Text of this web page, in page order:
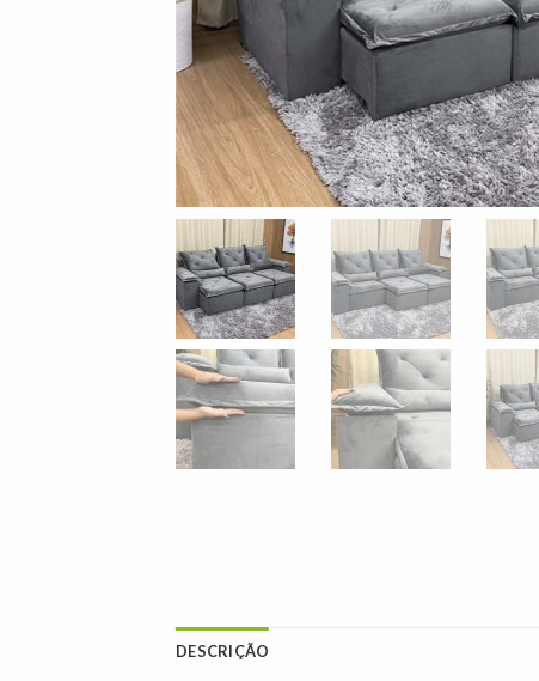
DESCRIÇÃO